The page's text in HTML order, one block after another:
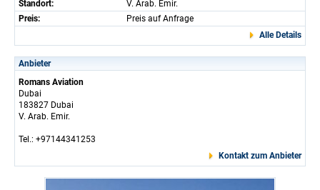
Standort:
V. Arab. Emir.
Preis:
Preis auf Anfrage
Alle Details
Anbieter
Romans Aviation
Dubai
183827 Dubai
V. Arab. Emir.
Tel.: +97144341253
Kontakt zum Anbieter